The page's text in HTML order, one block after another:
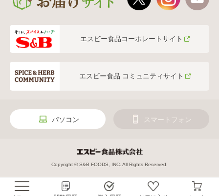
エスビー食品コーポレートサイト
エスビー食品 コミュニティサイト
パソコン スマートフォン
Copyright © S&B FOODS, INC. All Rights Reserved.